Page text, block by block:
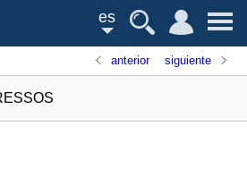
es
anterior siguiente